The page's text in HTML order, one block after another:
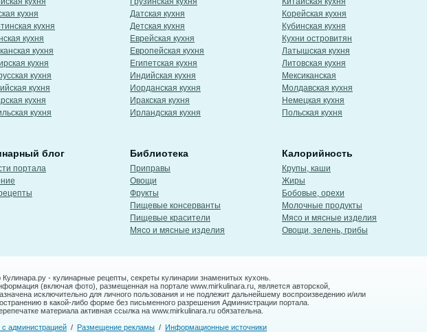
кухня
кухня
кухня
кухня
кухня
кухня
кухня
кухня
кухня
Датская кухня
Детская кухня
Еврейская кухня
Европейская кухня
Египетская кухня
Индийская кухня
Иорданская кухня
Иракская кухня
Ирландская кухня
Корейская кухня
Кубинская кухня
Кухни островитян
Латышская кухня
Литовская кухня
Мексиканская
Молдавская кухня
Немецкая кухня
Польская кухня
блог
портала
Библиотека
Приправы
Овощи
Фрукты
Пищевые консерванты
Пищевые красители
Мясо и мясные изделия
Калорийность
Крупы, каши
Жиры
Бобовые, орехи
Молочные продукты
Мясо и мясные изделия
Овощи, зелень, грибы
- кулинарные рецепты, секреты кулинарии знаменитых кухонь.
(включая фото), размещенная на портале www.mirkulinara.ru, является авторской,
исключительно для личного пользования и не подлежит дальнейшему воспроизведению и/или
в какой-либо форме без письменного разрешения Администрации портала.
материала активная ссылка на www.mirkulinara.ru обязательна.
с администрацией / Размещение рекламы / Информационные источники